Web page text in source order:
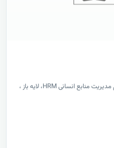
دانلود طرح پيشنهادي(پروپوزال) سیستم مدیریت منابع انسانی HRM، لایه باز ،